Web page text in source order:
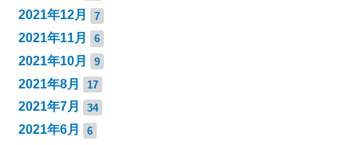
2021年12月 7
2021年11月 6
2021年10月 9
2021年8月 17
2021年7月 34
2021年6月 6